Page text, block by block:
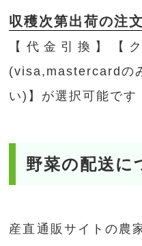
収穫次第出荷の注文
【代金引換】【
(visa,mastercardの
い)】が選択可能です
野菜の配送に
産直通販サイトの農